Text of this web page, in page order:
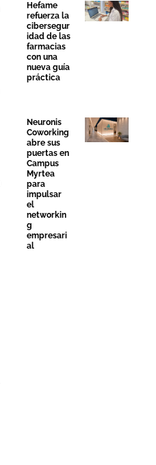
Hefame
refuerza la
cibersegur
idad de las
farmacias
con una
nueva guía
práctica
Neuronis
Coworking
abre sus
puertas en
Campus
Myrtea
para
impulsar
el
networkin
g
empresari
al